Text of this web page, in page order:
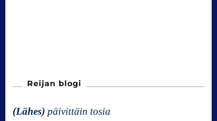
Reijan blogi
(Lähes) päivittäin tosia